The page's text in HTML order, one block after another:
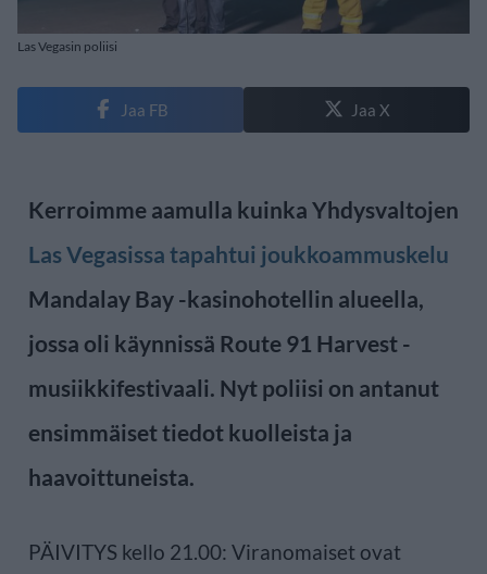
Las Vegasin poliisi
Jaa FB Jaa X
Kerroimme aamulla kuinka Yhdysvaltojen
Las Vegasissa tapahtui joukkoammuskelu
Mandalay Bay -kasinohotellin alueella,
jossa oli käynnissä Route 91 Harvest -
musiikkifestivaali. Nyt poliisi on antanut
ensimmäiset tiedot kuolleista ja
haavoittuneista.
PÄIVITYS kello 21.00: Viranomaiset ovat